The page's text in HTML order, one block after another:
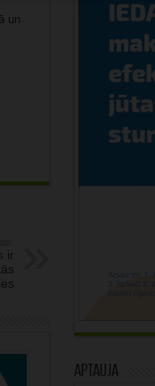
un
ir
Aptauja